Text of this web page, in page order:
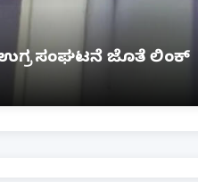
ದಹನ, ಹಲವರಿಗೆ ಗಂಭೀರ